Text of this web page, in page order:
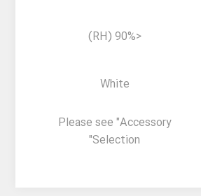
<90% (RH)
White
Please see "Accessory
Selection"